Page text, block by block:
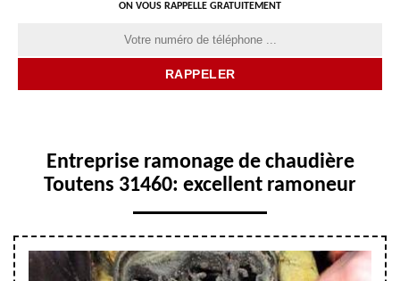
ON VOUS RAPPELLE GRATUITEMENT
Entreprise ramonage de chaudière
Toutens 31460: excellent ramoneur